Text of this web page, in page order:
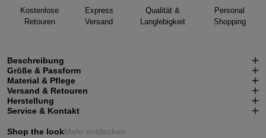
Kostenlose
Retouren
Express
Versand
Qualität &
Langlebigkeit
Personal
Shopping
Beschreibung
Größe & Passform
Material & Pflege
Versand & Retouren
Herstellung
Service & Kontakt
Shop the lookMehr entdecken